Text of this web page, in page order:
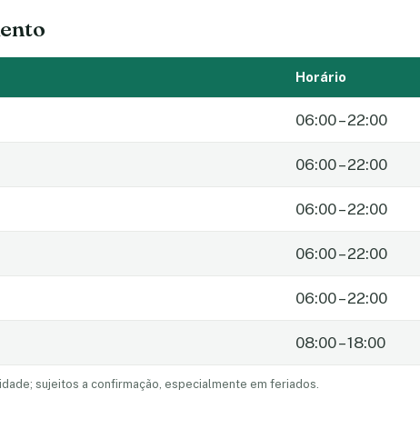
Horário
06:00 – 22:00
06:00 – 22:00
06:00 – 22:00
06:00 – 22:00
06:00 – 22:00
08:00 – 18:00
sujeitos a confirmação, especialmente em feriados.